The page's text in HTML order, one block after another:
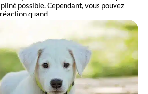
possible. Cependant, vous pouvez
quand…